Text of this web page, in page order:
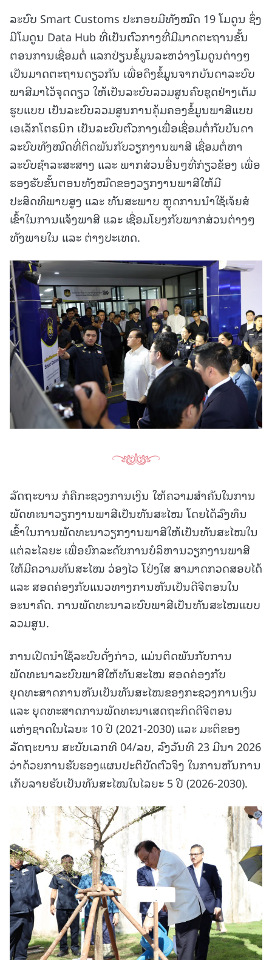
ລະບົບ Smart Customs ປະກອບມີທັງໝົດ 19 ໂມດູນ ຊຶ່ງ
ມີໂມດູນ Data Hub ທີ່ເປັນຕົວກາງທີ່ມີມາດຕະຖານຂັ້ນ
ຕອນການເຊື່ອມຕໍ່ ແລກປ່ຽນຂໍ້ມູນລະຫວ່າງໂມດູນຕ່າງໆ
ເປັນມາດຕະຖານດຽວກັນ ເພື່ອດຶງຂໍ້ມູນຈາກບັນດາລະບົບ
ພາສີມາໄວ້ຈຸດດຽວ ໃຫ້ເປັນລະບົບລວມສູນຄົບຊຸດຢ່າງເຕັມ
ຮູບແບບ ເປັນລະບົບລວມສູນການຄຸ້ມຄອງຂໍ້ມູນພາສີແບບ
ເອເລັກໂຕຣນິກ ເປັນລະບົບຕົວກາງເພື່ອເຊື່ອມຕໍ່ກັບບັນດາ
ລະບົບທັງໝົດທີ່ຕິດພັນກັບວຽກງານພາສີ ເຊື່ອມຕໍ່ຫາ
ລະບົບຊຳລະສະສາງ ແລະ ພາກສ່ວນອື່ນໆທີ່ກ່ຽວຂ້ອງ ເພື່ອ
ຮອງຮັບຂັ້ນຕອນທັງໝົດຂອງວຽກງານພາສີໃຫ້ມີ
ປະສິດທິພາບສູງ ແລະ ທັນສະພາບ ຫຼຸດການນໍາໃຊ້ເຈ້ຍສໍ
ເຂົ້າໃນການແຈ້ງພາສີ ແລະ ເຊື່ອມໂຍງກັບພາກສ່ວນຕ່າງໆ
ທັງພາຍໃນ ແລະ ຕ່າງປະເທດ.
ລັດຖະບານ ກໍຄືກະຊວງການເງິນ ໃຫ້ຄວາມສຳຄັນໃນການ
ພັດທະນາວຽກງານພາສີເປັນທັນສະໄໝ ໂດຍໄດ້ລົງທຶນ
ເຂົ້າໃນການພັດທະນາວຽກງານພາສີໃຫ້ເປັນທັນສະໄໝໃນ
ແຕ່ລະໄລຍະ ເພື່ອຍົກລະດັບການບໍລິຫານວຽກງານພາສີ
ໃຫ້ມີຄວາມທັນສະໄໝ ວ່ອງໄວ ໂປ່ງໃສ ສາມາດກວດສອບໄດ້
ແລະ ສອດຄ່ອງກັບແນວທາງການຫັນເປັນດີຈີຕອນໃນ
ອະນາຄົດ. ການພັດທະນາລະບົບພາສີເປັນທັນສະໄໝແບບ
ລວມສູນ.
ການເປີດນໍາໃຊ້ລະບົບດັ່ງກ່າວ, ແມ່ນຕິດພັນກັບການ
ພັດທະນາລະບົບພາສີໃຫ້ທັນສະໄໝ ສອດຄ່ອງກັບ
ຍຸດທະສາດການຫັນເປັນທັນສະໄໝຂອງກະຊວງການເງິນ
ແລະ ຍຸດທະສາດການພັດທະນາເສດຖະກິດດີຈີຕອນ
ແຫ່ງຊາດໃນໄລຍະ 10 ປີ (2021-2030) ແລະ ມະຕິຂອງ
ລັດຖະບານ ສະບັບເລກທີ 04/ລບ, ລົງວັນທີ 23 ມີນາ 2026
ວ່າດ້ວຍການຮັບຮອງແຜນປະຕິບັດຕົວຈິງ ໃນການຫັນການ
ເກັບລາຍຮັບເປັນທັນສະໄໝໃນໄລຍະ 5 ປີ (2026-2030).